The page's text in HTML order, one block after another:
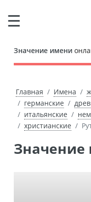
Значение имени
Главная Имена
германские
итальянские
христианские